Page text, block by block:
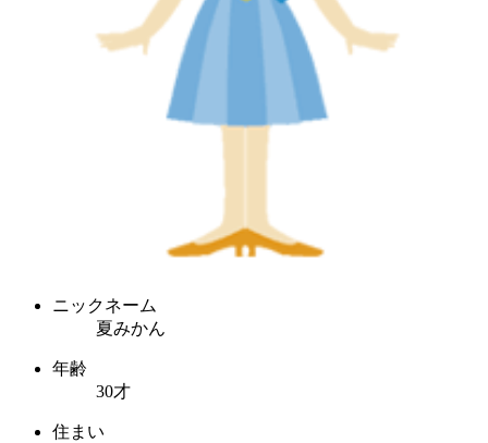
ニックネーム
夏みかん
年齢
30才
住まい